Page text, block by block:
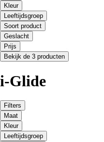
Kleur
Leeftijdsgroep
Soort product
Geslacht
Prijs
Bekijk de 3 producten
i-Glide
Filters
Maat
Kleur
Leeftijdsgroep